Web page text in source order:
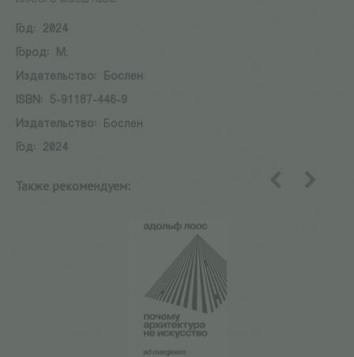
Год:
2024
Город:
М.
Издательство:
Бослен
ISBN:
5-91187-446-9
Издательство:
Бослен
Год:
2024
Также рекомендуем: